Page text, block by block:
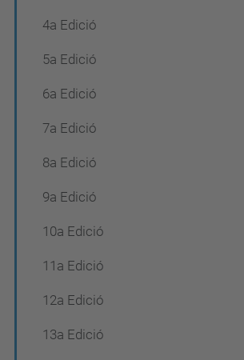
4a Edició
5a Edició
6a Edició
7a Edició
8a Edició
9a Edició
10a Edició
11a Edició
12a Edició
13a Edició